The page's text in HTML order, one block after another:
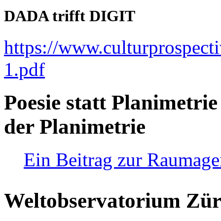
DADA trifft DIGIT
https://
1.pdf
Poesie statt
der Planimetrie
Ein Beitrag zur
Weltobservatorium